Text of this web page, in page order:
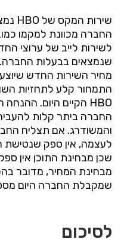
שירות המקס של HBO
החברה מכוונת למקמו
לשירות לייב של ערוצי
שנמצאים בבעלות
התמחור קלע לתחזיות
HBO הקיים היום.
החברה ביתר קלות
והמשודרג. אם תצליח
לעצמה, אין ספק שנטישת
שכן מבחינת התוכן אין
שמקבלת החברה היום
לסיכום